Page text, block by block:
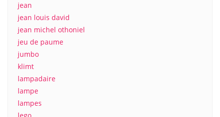
jean
jean louis david
jean michel othoniel
jeu de paume
jumbo
klimt
lampadaire
lampe
lampes